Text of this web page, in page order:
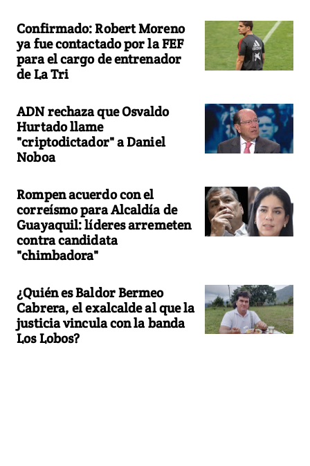
Confirmado: Robert Moreno
ya fue contactado por la FEF
para el cargo de entrenador
de La Tri
ADN rechaza que Osvaldo
Hurtado llame
"criptodictador" a Daniel
Noboa
Rompen acuerdo con el
correísmo para Alcaldía de
Guayaquil: líderes arremeten
contra candidata
"chimbadora"
¿Quién es Baldor Bermeo
Cabrera, el exalcalde al que la
justicia vincula con la banda
Los Lobos?